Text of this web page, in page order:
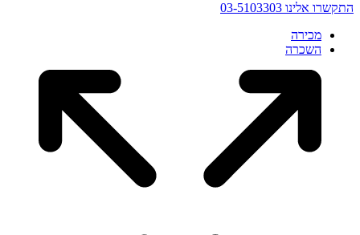
התקשרו אלינו 03-5103303
מכירה
השכרה